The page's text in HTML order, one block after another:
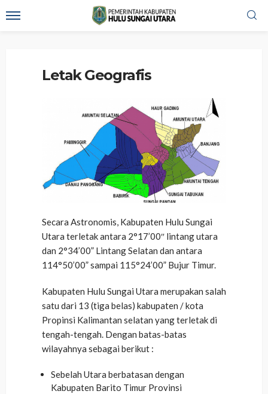
Letak Geografis
Secara Astronomis, Kabupaten Hulu Sungai
Utara terletak antara 2°17’00″ lintang utara
dan 2°34’00” Lintang Selatan dan antara
114°50’00” sampai 115°24’00” Bujur Timur.
Kabupaten Hulu Sungai Utara merupakan salah
satu dari 13 (tiga belas) kabupaten / kota
Propinsi Kalimantan selatan yang terletak di
tengah-tengah. Dengan batas-batas
wilayahnya sebagai berikut :
Sebelah Utara berbatasan dengan
Kabupaten Barito Timur Provinsi